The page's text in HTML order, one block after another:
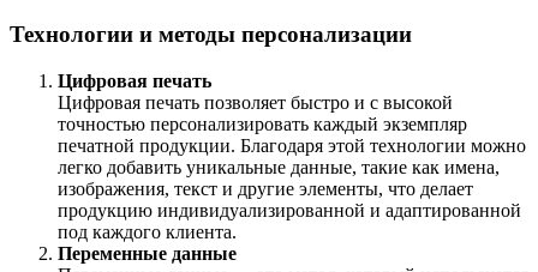
Технологии и методы персонализации
Цифровая печать
Цифровая печать позволяет быстро и с высокой
точностью персонализировать каждый экземпляр
печатной продукции. Благодаря этой технологии можно
легко добавить уникальные данные, такие как имена,
изображения, текст и другие элементы, что делает
продукцию индивидуализированной и адаптированной
под каждого клиента.
Переменные данные